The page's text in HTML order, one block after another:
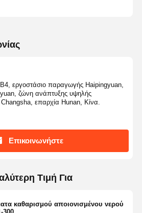
Β4, εργοστάσιο παραγωγής Haipingyuan,
ζώνη ανάπτυξης υψηλής
επαρχία Hunan, Κίνα.
Επικοινωνήστε
Τιμή Για
καθαρισμού αποιονισμένου νερού